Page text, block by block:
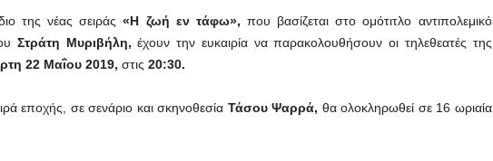
της νέας σειράς«Η ζωή εν τάφω», που βασίζεται στο ομότιτλο αντιπολεμικό
Στράτη Μυριβήλη,έχουν την ευκαιρία να παρακολουθήσουν οι τηλεθεατές της
22Μαΐου 2019, στις 20:30.
εποχής, σε σενάριο και σκηνοθεσία Τάσου Ψαρρά, θα ολοκληρωθεί σε 16 ωριαία